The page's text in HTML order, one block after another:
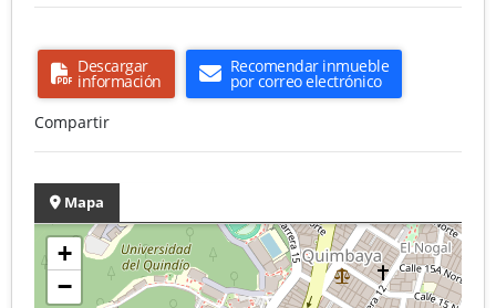
Descargar
información
Recomendar inmueble
por correo electrónico
Compartir
Mapa
+
−